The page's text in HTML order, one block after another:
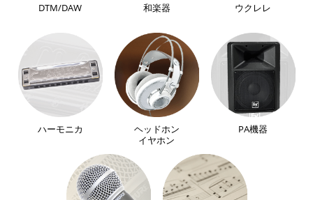
DTM/DAW 和楽器 ウクレレ
ハーモニカ
ヘッドホン
イヤホン
PA機器